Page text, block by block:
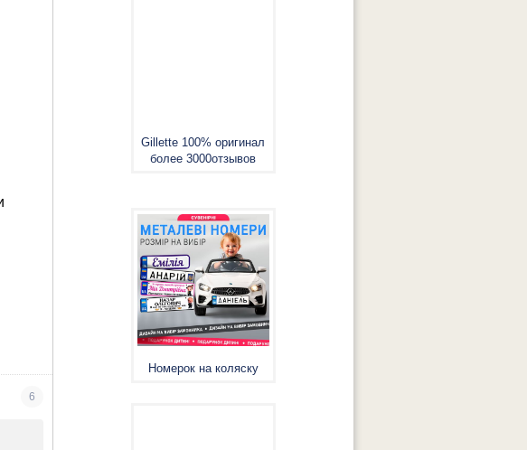
6
Gillette 100% оригинал
более 3000отзывов
Номерок на коляску